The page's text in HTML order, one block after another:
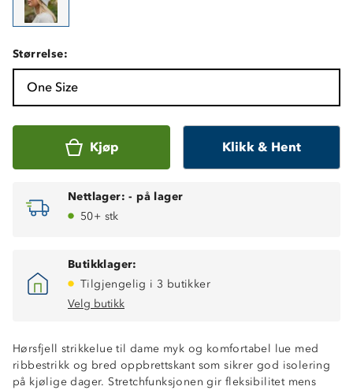
Størrelse:
One Size
Kjøp Klikk & Hent
Nettlager: - på lager
50+ stk
Butikklager:
Tilgjengelig i 3 butikker
Velg butikk
Hørsfjell strikkelue til dame myk og komfortabel lue med
ribbestrikk og bred oppbrettskant som sikrer god isolering
på kjølige dager. Stretchfunksjonen gir fleksibilitet mens